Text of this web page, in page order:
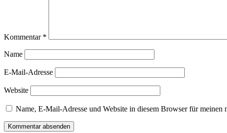
Kommentar *
Name
E-Mail-Adresse
Website
Name, E-Mail-Adresse und Website in diesem Browser für meinen